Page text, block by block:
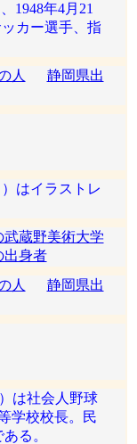
1948年4月21
カー選手、指
人
静岡県出
はイラストレ
蔵野美術大学
出身者
人
静岡県出
は社会人野球
学校校長。民
る。